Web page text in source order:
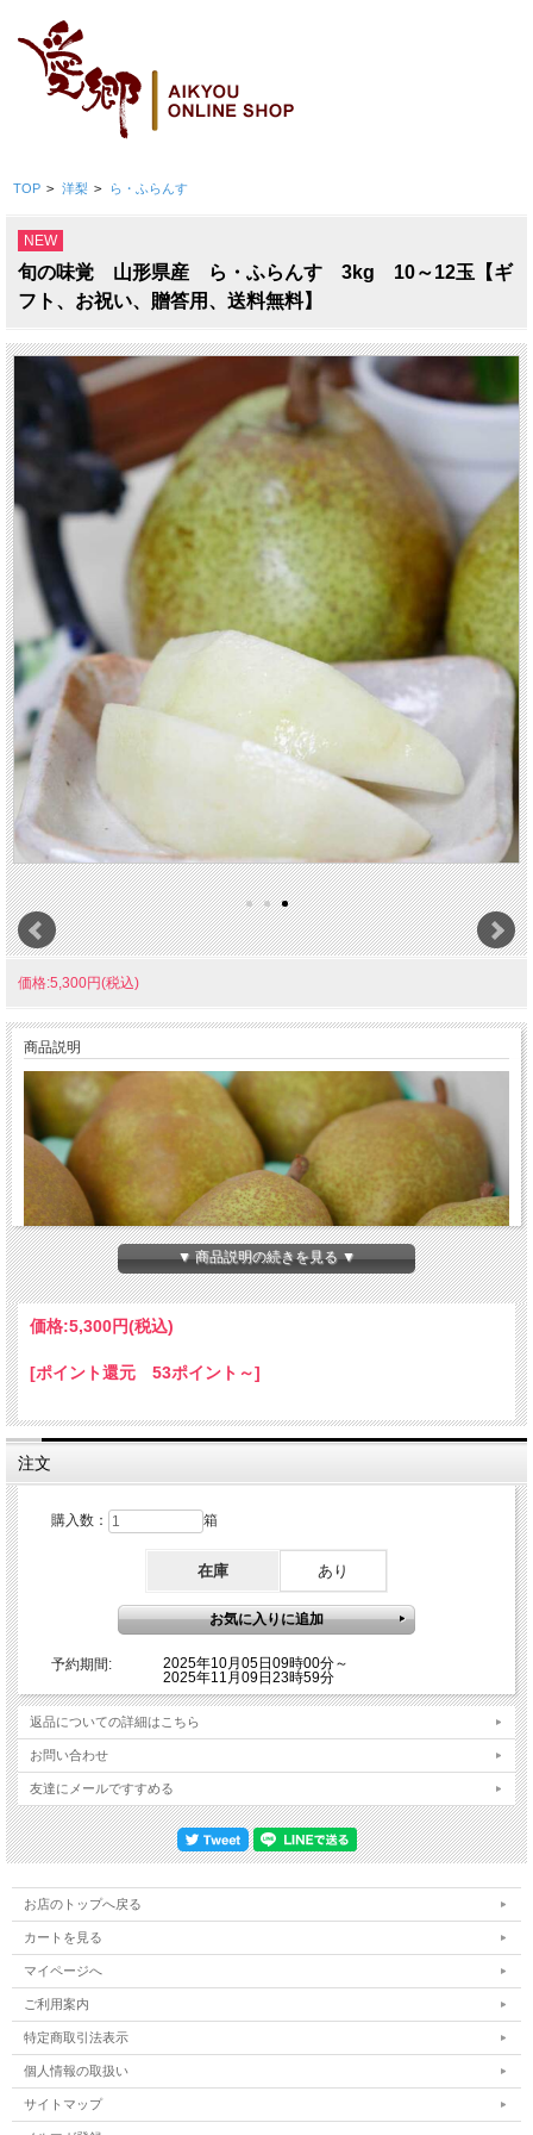
TOP > 洋梨 > ら・ふらんす
NEW
旬の味覚 山形県産 ら・ふらんす 3kg 10～12玉【ギ
フト、お祝い、贈答用、送料無料】
価格:5,300円(税込)
商品説明
▼ 商品説明の続きを見る ▼
価格:5,300円(税込)
[ポイント還元 53ポイント～]
注文
購入数： 箱
在庫 あり
予約期間:
2025年10月05日09時00分～
2025年11月09日23時59分
返品についての詳細はこちら
お問い合わせ
友達にメールですすめる
お店のトップへ戻る
カートを見る
マイページへ
ご利用案内
特定商取引法表示
個人情報の取扱い
サイトマップ